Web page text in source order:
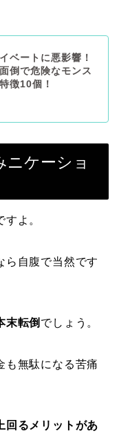
ベートに悪影響！
倒で危険なモンス
徴10個！
ニケーショ
すよ。
ら自腹で当然です
末転倒 でしょう。
も無駄になる苦痛
回るメリットがあ